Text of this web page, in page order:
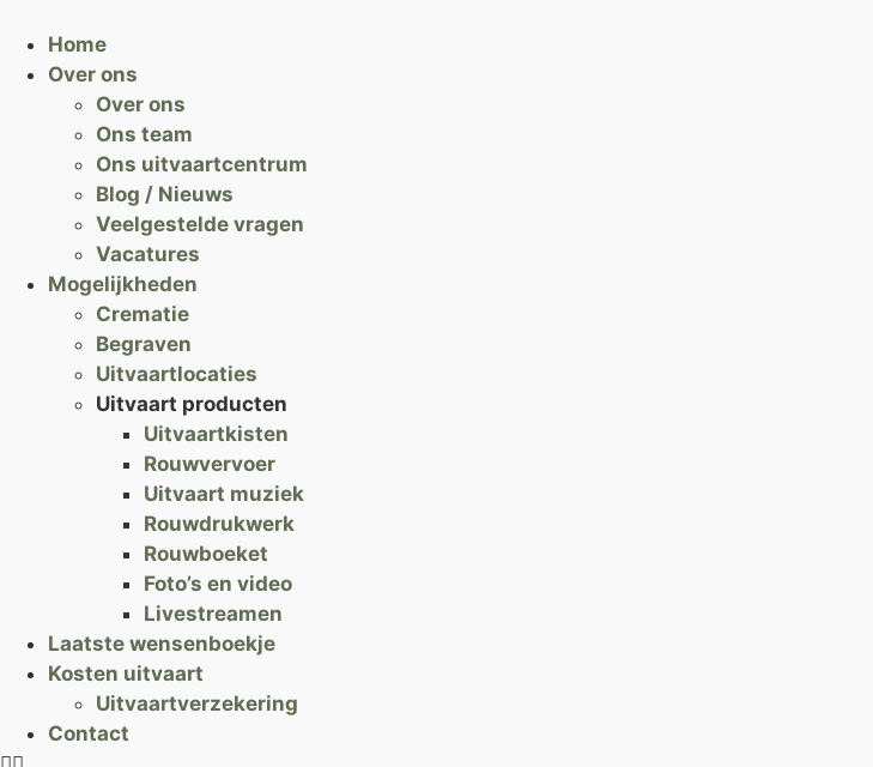
Home
Over ons
Over ons
Ons team
Ons uitvaartcentrum
Blog / Nieuws
Veelgestelde vragen
Vacatures
Mogelijkheden
Crematie
Begraven
Uitvaartlocaties
Uitvaart producten
Uitvaartkisten
Rouwvervoer
Uitvaart muziek
Rouwdrukwerk
Rouwboeket
Foto’s en video
Livestreamen
Laatste wensenboekje
Kosten uitvaart
Uitvaartverzekering
Contact